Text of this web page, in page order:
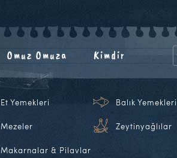
Omuz Omuza Kimdir
Et Yemekleri Balık Yemekleri
Mezeler Zeytinyağlılar
Makarnalar & Pilavlar